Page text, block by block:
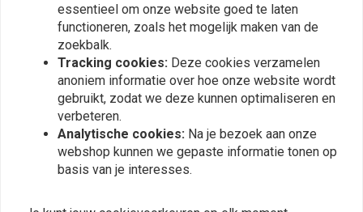
Plaats ook een review
Vergelijkbare producten
essentieel om onze website goed te laten
functioneren, zoals het mogelijk maken van de
zoekbalk.
Tracking cookies: Deze cookies verzamelen
anoniem informatie over hoe onze website wordt
gebruikt, zodat we deze kunnen optimaliseren en
verbeteren.
Analytische cookies: Na je bezoek aan onze
webshop kunnen we gepaste informatie tonen op
basis van je interesses.